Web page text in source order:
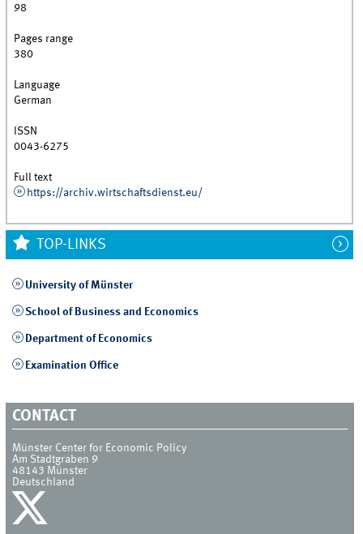
98
Pages range
380
Language
German
ISSN
0043-6275
Full text
https://archiv.wirtschaftsdienst.eu/
TOP-LINKS
University of Münster
School of Business and Economics
Department of Economics
Examination Office
CONTACT
Münster Center for Economic Policy
Am Stadtgraben 9
48143 Münster
Deutschland